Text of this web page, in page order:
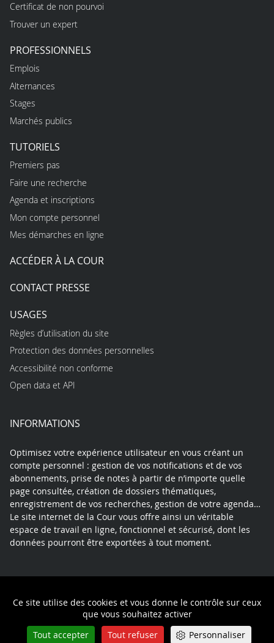
Ce site utilise des cookies et vous donne le contrôle sur ceux
que vous souhaitez activer
Tout accepter
Tout refuser Personnaliser
Certificat de non pourvoi
Trouver un expert
PROFESSIONNELS
Emplois
Alternances
Stages
Marchés publics
TUTORIELS
Premiers pas
Faire une recherche
Agenda et inscriptions
Mon compte personnel
Mes démarches en ligne
ACCÉDER À LA COUR
CONTACT PRESSE
USAGES
Règles d’utilisation du site
Protection des données personnelles
Accessibilité non conforme
Open data et API
INFORMATIONS
Optimisez votre expérience utilisateur en vous créant un
compte personnel : gestion de vos notifications et de vos
abonnements, prise de notes à partir de n’importe quelle
page consultée, création de dossiers thématiques,
enregistrement de vos recherches, gestion de votre agenda…
Le site internet de la Cour vous offre ainsi un véritable
espace de travail en ligne, fonctionnel et sécurisé, dont les
données pourront être exportées à tout moment.
Politique de confidentialité